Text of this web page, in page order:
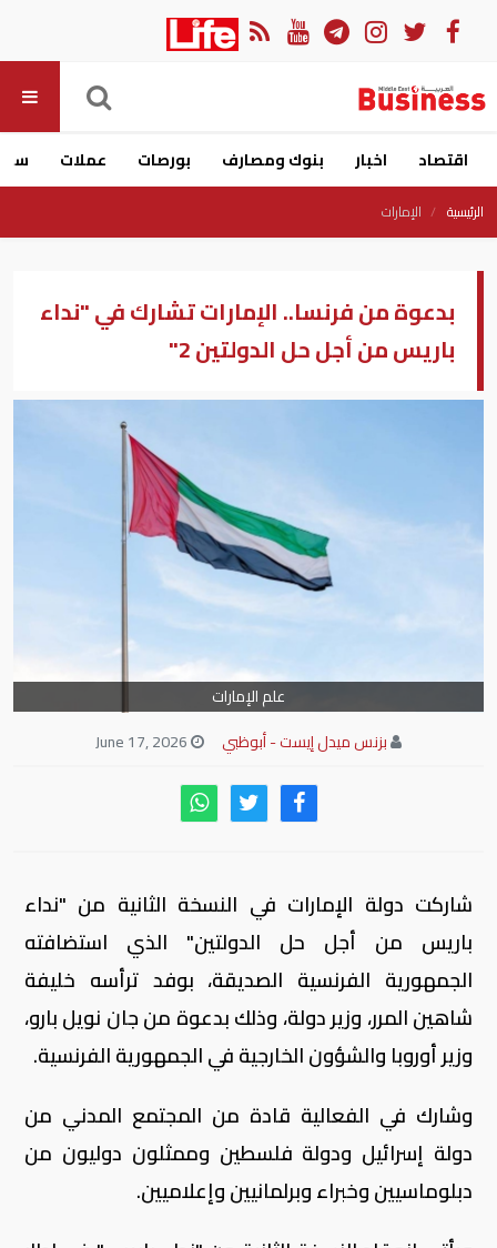
اقتصاد اخبار بنوك ومصارف بورصات عملات
الرئيسية الإمارات
بدعوة من فرنسا.. الإمارات تشارك في "نداء
باريس من أجل حل الدولتين 2"
علم الإمارات
بزنس ميدل إيست - أبوظبي
شاركت دولة الإمارات في النسخة الثانية من "نداء
باريس من أجل حل الدولتين" الذي استضافته
الجمهورية الفرنسية الصديقة، بوفد ترأسه خليفة
شاهين المرر، وزير دولة، وذلك بدعوة من جان نويل بارو،
وزير أوروبا والشؤون الخارجية في الجمهورية الفرنسية.
وشارك في الفعالية قادة من المجتمع المدني من
دولة إسرائيل ودولة فلسطين وممثلون دوليون من
دبلوماسيين وخبراء وبرلمانيين وإعلاميين.